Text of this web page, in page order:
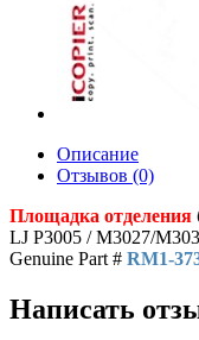
Описание
Отзывов (0)
Площадка отделения
LJ P3005 / M3027/
Genuine Part # RM1-
Написать